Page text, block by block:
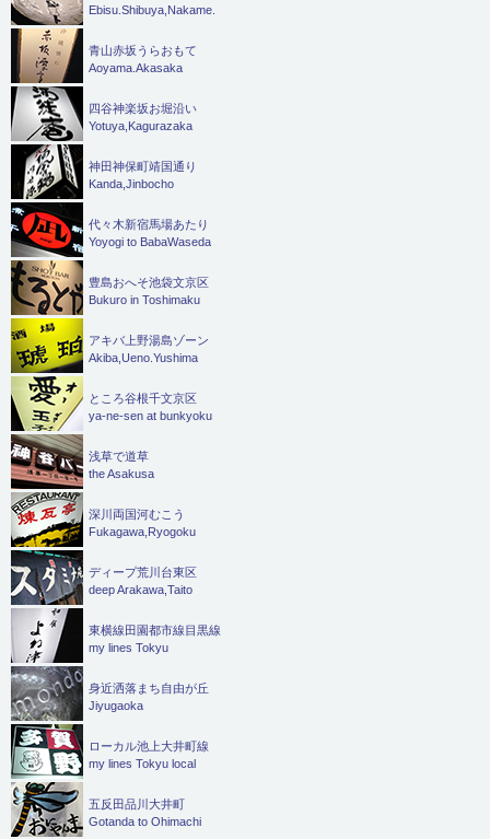
Ebisu.Shibuya,Nakame.
青山赤坂うらおもて
Aoyama.Akasaka
四谷神楽坂お堀沿い
Yotuya,Kagurazaka
神田神保町靖国通り
Kanda,Jinbocho
代々木新宿馬場あたり
Yoyogi to BabaWaseda
豊島おへそ池袋文京区
Bukuro in Toshimaku
アキバ上野湯島ゾーン
Akiba,Ueno.Yushima
ところ谷根千文京区
ya-ne-sen at bunkyoku
浅草で道草
the Asakusa
深川両国河むこう
Fukagawa,Ryogoku
ディープ荒川台東区
deep Arakawa,Taito
東横線田園都市線目黒線
my lines Tokyu
身近洒落まち自由が丘
Jiyugaoka
ローカル池上大井町線
my lines Tokyu local
五反田品川大井町
Gotanda to Ohimachi